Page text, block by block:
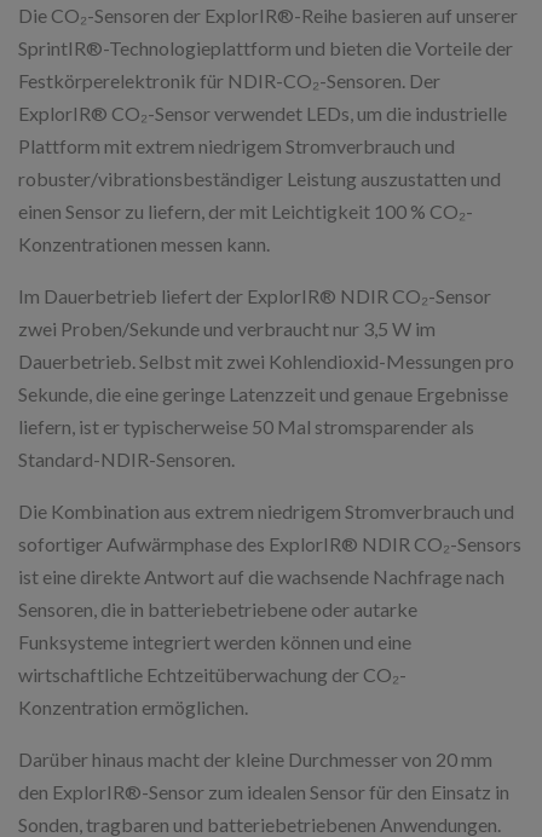
Die CO₂-Sensoren der ExplorIR®-Reihe basieren auf unserer
SprintIR®-Technologieplattform und bieten die Vorteile der
Festkörperelektronik für NDIR-CO₂-Sensoren. Der
ExplorIR® CO₂-Sensor verwendet LEDs, um die industrielle
Plattform mit extrem niedrigem Stromverbrauch und
robuster/vibrationsbeständiger Leistung auszustatten und
einen Sensor zu liefern, der mit Leichtigkeit 100 % CO₂-
Konzentrationen messen kann.
Im Dauerbetrieb liefert der ExplorIR® NDIR CO₂-Sensor
zwei Proben/Sekunde und verbraucht nur 3,5 W im
Dauerbetrieb. Selbst mit zwei Kohlendioxid-Messungen pro
Sekunde, die eine geringe Latenzzeit und genaue Ergebnisse
liefern, ist er typischerweise 50 Mal stromsparender als
Standard-NDIR-Sensoren.
Die Kombination aus extrem niedrigem Stromverbrauch und
sofortiger Aufwärmphase des ExplorIR® NDIR CO₂-Sensors
ist eine direkte Antwort auf die wachsende Nachfrage nach
Sensoren, die in batteriebetriebene oder autarke
Funksysteme integriert werden können und eine
wirtschaftliche Echtzeitüberwachung der CO₂-
Konzentration ermöglichen.
Darüber hinaus macht der kleine Durchmesser von 20 mm
den ExplorIR®-Sensor zum idealen Sensor für den Einsatz in
Sonden, tragbaren und batteriebetriebenen Anwendungen.